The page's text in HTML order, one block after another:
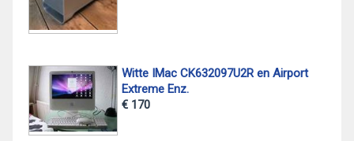
Witte IMac CK632097U2R en Airport
Extreme Enz.
€ 170